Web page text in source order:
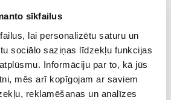
sīkfailus
lai personalizētu saturu un
sociālo saziņas līdzekļu funkcijas
Informāciju par to, kā jūs
mēs arī kopīgojam ar saviem
reklamēšanas un analīzes